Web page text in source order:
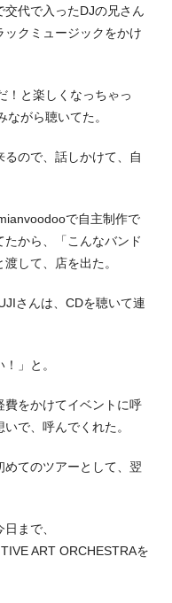
代で入ったDJの兄さん
クミュージックをかけ
！と楽しくなっちゃっ
がら聴いてた。
ので、話しかけて、自
で自主制作で
から、「こんなバンド
して、店を出た。
さんは、CDを聴いて連
」と。
費をかけてイベントに呼
で、呼んでくれた。
てのツアーとして、翌
まで、
ART ORCHESTRAを